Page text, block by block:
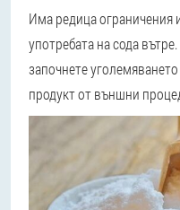
Има редица ограничения
употребата на сода
започнете
продукт от външни